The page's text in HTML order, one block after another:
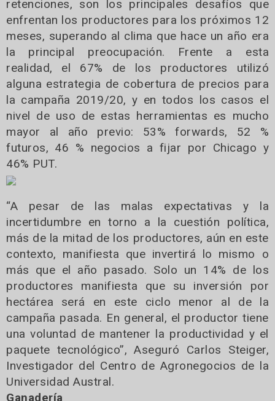
retenciones, son los principales desafíos que
enfrentan los productores para los próximos 12
meses, superando al clima que hace un año era
la principal preocupación. Frente a esta
realidad, el 67% de los productores utilizó
alguna estrategia de cobertura de precios para
la campaña 2019/20, y en todos los casos el
nivel de uso de estas herramientas es mucho
mayor al año previo: 53% forwards, 52 %
futuros, 46 % negocios a fijar por Chicago y
46% PUT.
“A pesar de las malas expectativas y la
incertidumbre en torno a la cuestión política,
más de la mitad de los productores, aún en este
contexto, manifiesta que invertirá lo mismo o
más que el año pasado. Solo un 14% de los
productores manifiesta que su inversión por
hectárea será en este ciclo menor al de la
campaña pasada. En general, el productor tiene
una voluntad de mantener la productividad y el
paquete tecnológico”, Aseguró Carlos Steiger,
Investigador del Centro de Agronegocios de la
Universidad Austral.
Ganadería